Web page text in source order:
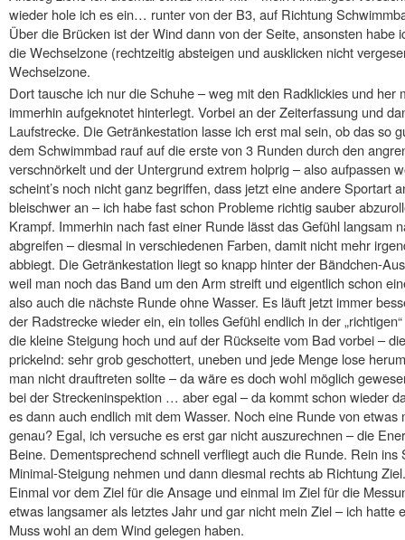
wieder hole ich es ein… runter von der B3, auf Richtung
Über die Brücken ist der Wind dann von der Seite, ansonsten habe
die Wechselzone (rechtzeitig absteigen und ausklicken nicht
Wechselzone.
Dort tausche ich nur die Schuhe – weg mit den Radklickies und her
immerhin aufgeknotet hinterlegt. Vorbei an der Zeiterfassung und
Laufstrecke. Die Getränkestation lasse ich erst mal sein, ob das so
dem Schwimmbad rauf auf die erste von 3 Runden durch den
verschnörkelt und der Untergrund extrem holprig – also aufpassen
scheint’s noch nicht ganz begriffen, dass jetzt eine andere Sportart
bleischwer an – ich habe fast schon Probleme richtig sauber
Krampf. Immerhin nach fast einer Runde lässt das Gefühl langsam
abgreifen – diesmal in verschiedenen Farben, damit nicht mehr
abbiegt. Die Getränkestation liegt so knapp hinter der Bändchen-
weil man noch das Band um den Arm streift und eigentlich schon
also auch die nächste Runde ohne Wasser. Es läuft jetzt immer
der Radstrecke wieder ein, ein tolles Gefühl endlich in der
die kleine Steigung hoch und auf der Rückseite vom Bad vorbei –
prickelnd: sehr grob geschottert, uneben und jede Menge lose
man nicht drauftreten sollte – da wäre es doch wohl möglich
bei der Streckeninspektion … aber egal – da kommt schon wieder
es dann auch endlich mit dem Wasser. Noch eine Runde von
genau? Egal, ich versuche es erst gar nicht auszurechnen – die
Beine. Dementsprechend schnell verfliegt auch die Runde. Rein
Minimal-Steigung nehmen und dann diesmal rechts ab Richtung
Einmal vor dem Ziel für die Ansage und einmal im Ziel für die
etwas langsamer als letztes Jahr und gar nicht mein Ziel – ich hatte
Muss wohl an dem Wind gelegen haben.